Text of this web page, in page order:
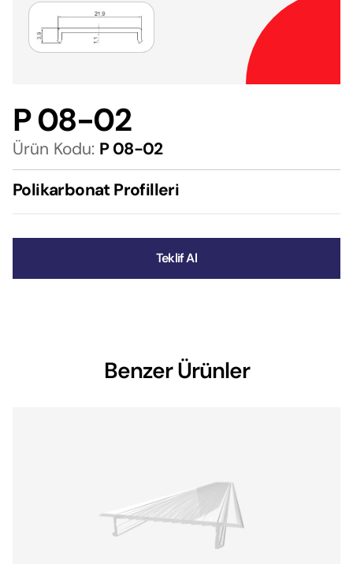
P 08-02
Ürün Kodu: P 08-02
Polikarbonat Profilleri
Teklif Al
Benzer Ürünler